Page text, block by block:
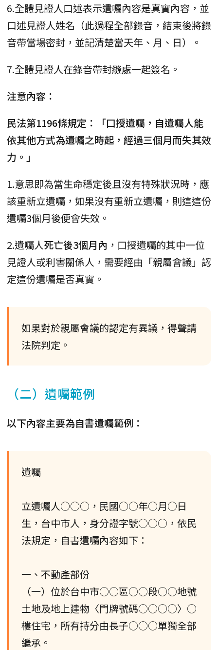
6.全體見證人口述表示遺囑內容是真實內容，並
口述見證人姓名（此過程全部錄音，結束後將錄
音帶當場密封，並記清楚當天年、月、日）。
7.全體見證人在錄音帶封縫處一起簽名。
注意內容：
民法第1196條規定：「口授遺囑，自遺囑人能
依其他方式為遺囑之時起，經過三個月而失其效
力。」
1.意思即為當生命穩定後且沒有特殊狀況時，應
該重新立遺囑，如果沒有重新立遺囑，則這這份
遺囑3個月後便會失效。
2.遺囑人死亡後3個月內 ，口授遺囑的其中一位
見證人或利害關係人，需要經由「親屬會議」認
定這份遺囑是否真實。
如果對於親屬會議的認定有異議，得聲請
法院判定。
（二）遺囑範例
以下內容主要為自書遺囑範例：
遺囑
立遺囑人○○○，民國○○年○月○日
生，台中市人，身分證字號○○○，依民
法規定，自書遺囑內容如下：
一、不動產部份
（一）位於台中市○○區○○段○○地號
土地及地上建物〈門牌號碼○○○○〉○
樓住宅，所有持分由長子○○○單獨全部
繼承。